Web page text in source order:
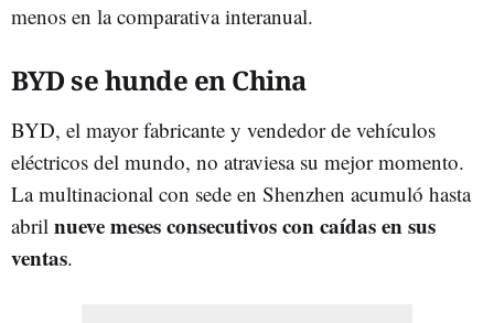
menos en la comparativa interanual.
BYD se hunde en China
BYD, el mayor fabricante y vendedor de vehículos
eléctricos del mundo, no atraviesa su mejor momento.
La multinacional con sede en Shenzhen acumuló hasta
abril nueve meses consecutivos con caídas en sus
ventas.